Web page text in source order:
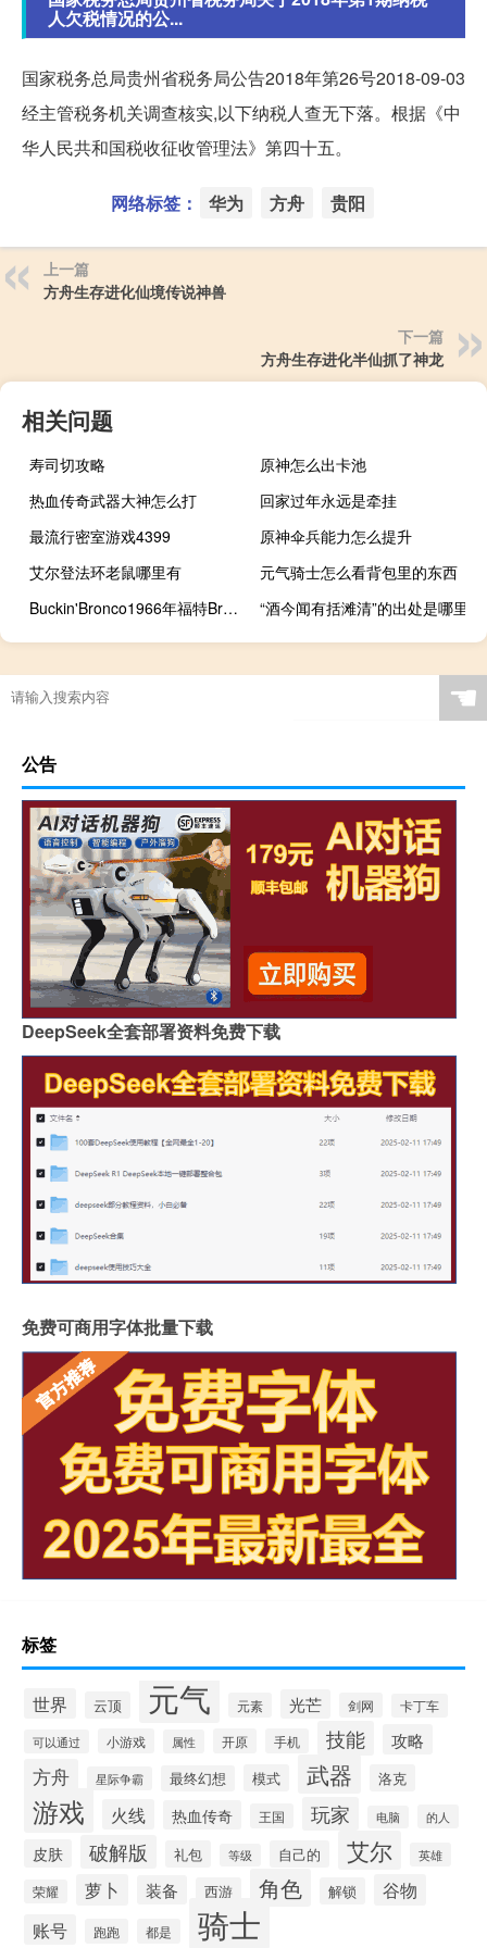
人欠税情况的公...
国家税务总局贵州省税务局公告2018年第26号2018-09-03
经主管税务机关调查核实,以下纳税人查无下落。根据《中
华人民共和国税收征收管理法》第四十五。
网络标签： 华为 方舟 贵阳
上一篇
方舟生存进化仙境传说神兽
下一篇
方舟生存进化半仙抓了神龙
相关问题
寿司切攻略
原神怎么出卡池
热血传奇武器大神怎么打
回家过年永远是牵挂
最流行密室游戏4399
原神伞兵能力怎么提升
艾尔登法环老鼠哪里有
元气骑士怎么看背包里的东西
Buckin'Bronco1966年福特BroncoV-8试驾
“酒今闻有括滩清”的出处是哪里
☚
公告
DeepSeek全套部署资料免费下载
免费可商用字体批量下载
标签
世界 云顶 元气 元素 光芒 剑网 卡丁车
可以通过 小游戏 属性 开原 手机 技能 攻略
方舟 星际争霸 最终幻想 模式 武器 洛克
游戏 火线 热血传奇 王国 玩家 电脑 的人
皮肤 破解版 礼包 等级 自己的 艾尔 英雄
荣耀 萝卜 装备 西游 角色 解锁 谷物
账号 跑跑 都是 骑士